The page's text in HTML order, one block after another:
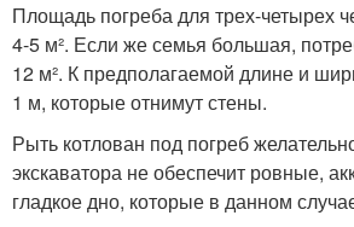
Площадь погреба для трех-четырех
4-5 м². Если же семья большая,
12 м². К предполагаемой длине и
1 м, которые отнимут стены.
Рыть котлован под погреб
экскаватора не обеспечит ровные,
гладкое дно, которые в данном